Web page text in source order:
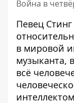
Война в
Певец
в мировой
музыканта,
всё
интеллектом